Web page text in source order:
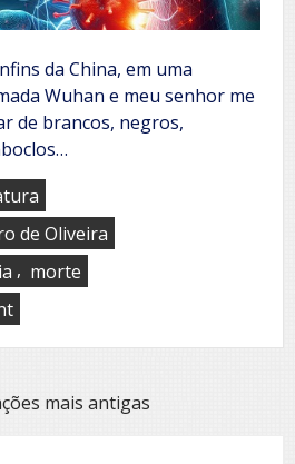
da China, em uma
Wuhan e meu senhor me
de brancos, negros,
de Oliveira
, morte
on
sou
mortemais antigas